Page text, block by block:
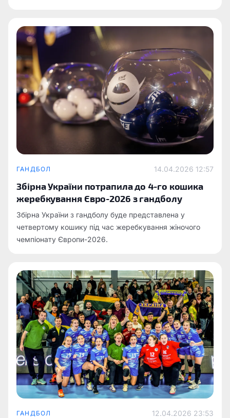
ГАНДБОЛ 14.04.2026 12:57
Збірна України потрапила до 4-го кошика
жеребкування Євро-2026 з гандболу
Збірна України з гандболу буде представлена у
четвертому кошику під час жеребкування жіночого
чемпіонату Європи-2026.
ГАНДБОЛ 12.04.2026 23:53